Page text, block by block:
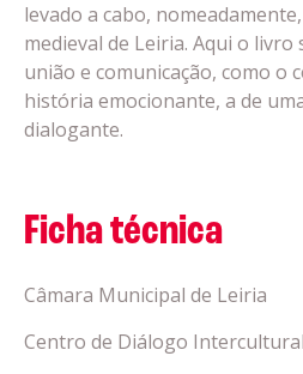
levado a cabo,
medieval de Leiria. Aqui o
união e comunicação, como o
história emocionante, a de
dialogante.
Ficha técnica
Câmara Municipal de Leiria
Centro de Diálogo